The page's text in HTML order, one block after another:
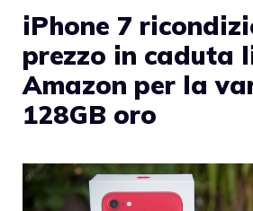
iPhone 7
prezzo in caduta
Amazon per la
128GB oro